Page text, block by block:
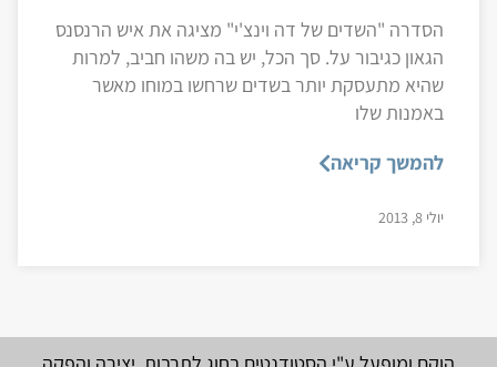
הסדרה "השדים של דה וינצ'י" מציגה את איש הרנסנס
הגאון כגיבור על. סך הכל, יש בה משהו חביב, למרות
שהיא מתעסקת יותר בשדים שרחשו במוחו מאשר
באמנות שלו
להמשך קריאה
יולי 8, 2013